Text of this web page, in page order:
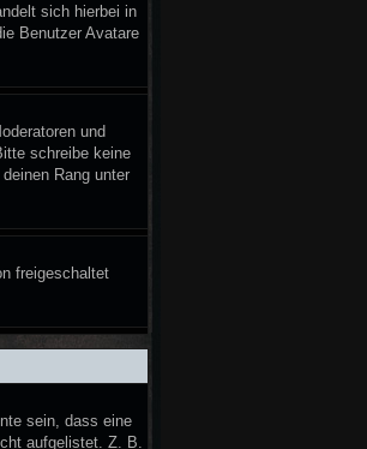
sich hierbei in
Benutzer Avatare
und
schreibe keine
Rang unter
freigeschaltet
sein, dass eine
aufgelistet. Z. B.